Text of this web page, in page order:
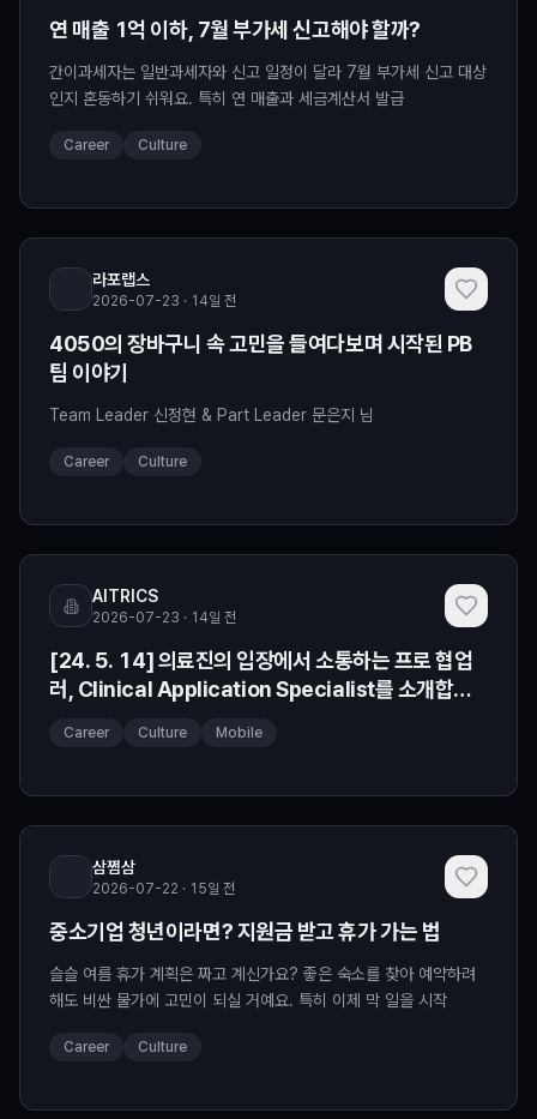
연 매출 1억 이하, 7월 부가세 신고해야 할까?
간이과세자는 일반과세자와 신고 일정이 달라 7월 부가세 신고 대상
인지 혼동하기 쉬워요. 특히 연 매출과 세금계산서 발급
Career Culture
라포랩스
2026-07-23 · 14일 전
4050의 장바구니 속 고민을 들여다보며 시작된 PB
팀 이야기
Team Leader 신정현 & Part Leader 문은지 님
Career Culture
AITRICS
2026-07-23 · 14일 전
[24. 5. 14] 의료진의 입장에서 소통하는 프로 협업
러, Clinical Application Specialist를 소개합니
Career Culture Mobile
삼쩜삼
2026-07-22 · 15일 전
중소기업 청년이라면? 지원금 받고 휴가 가는 법
슬슬 여름 휴가 계획은 짜고 계신가요? 좋은 숙소를 찾아 예약하려
해도 비싼 물가에 고민이 되실 거예요. 특히 이제 막 일을 시작
Career Culture